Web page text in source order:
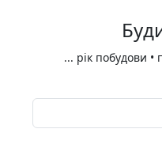
... рік побудови •